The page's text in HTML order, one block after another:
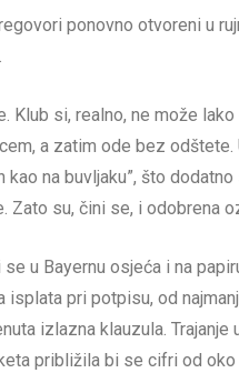
ponovno otvoreni u
si, realno, ne može
a zatim ode bez
na buvljaku”, što
su, čini se, i odobrena
u Bayernu osjeća i na
pri potpisu, od
izlazna klauzula.
približila bi se cifri od oko